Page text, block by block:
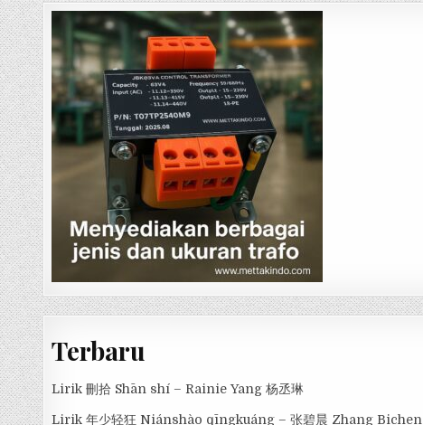
Terbaru
Lirik 刪拾 Shān shí – Rainie Yang 杨丞琳
Lirik 年少轻狂 Niánshào qīngkuáng – 张碧晨 Zhang Bichen